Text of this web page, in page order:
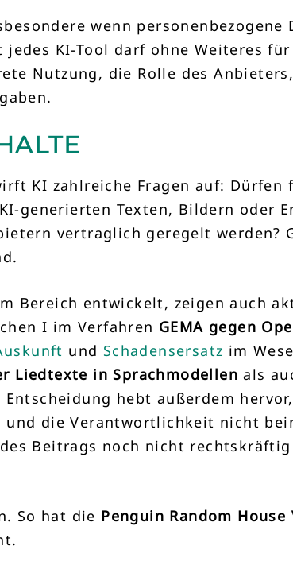
wenn
KI-Tool darf ohne Weiteres
Nutzung, die Rolle des
KI zahlreiche Fragen auf:
generierten Texten, Bildern oder
vertraglich geregelt werden?
Bereich entwickelt, zeigen auch
I im Verfahren GEMA gegen
und Schadensersatz im
Liedtexte in Sprachmodellen als
hebt außerdem
und die Verantwortlichkeit nicht
Beitrags noch nicht rechtskräftig
So hat die Penguin Random